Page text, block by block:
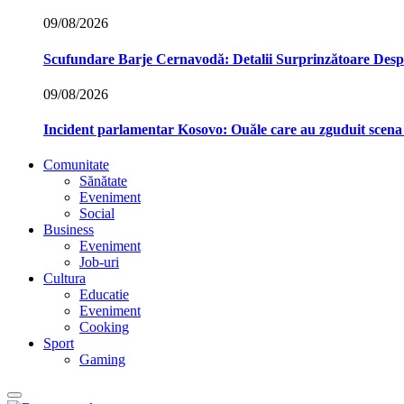
09/08/2026
Scufundare Barje Cernavodă: Detalii Surprinzătoare
09/08/2026
Incident parlamentar Kosovo: Ouăle care au zguduit
Comunitate
Sănătate
Eveniment
Social
Business
Eveniment
Job-uri
Cultura
Educatie
Eveniment
Cooking
Sport
Gaming